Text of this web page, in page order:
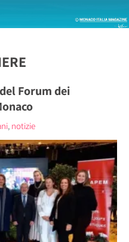
Forum dei
, notizie